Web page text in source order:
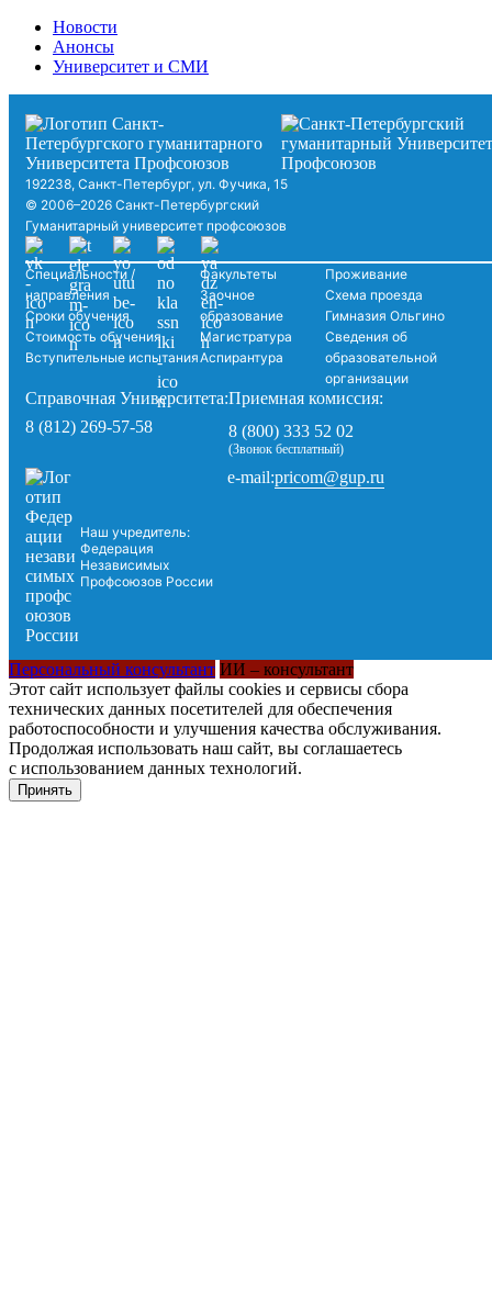
Новости
Анонсы
Университет и СМИ
192238, Санкт-Петербург, ул. Фучика, 15
© 2006–2026 Санкт-Петербургский
Гуманитарный университет профсоюзов
Специальности /
направления
Сроки обучения
Стоимость обучения
Вступительные испытания
Факультеты
Заочное
образование
Магистратура
Аспирантура
Проживание
Схема проезда
Гимназия Ольгино
Сведения об
образовательной
организации
Справочная Университета:
8 (812) 269-57-58
Приемная комиссия:
8 (800) 333 52 02
(Звонок бесплатный)
Наш учредитель:
Федерация
Независимых
Профсоюзов России
e-mail:pricom@gup.ru
Персональный консультант ИИ – консультант
Этот сайт использует файлы cookies и сервисы сбора
технических данных посетителей для обеспечения
работоспособности и улучшения качества обслуживания.
Продолжая использовать наш сайт, вы соглашаетесь
с использованием данных технологий.
Принять